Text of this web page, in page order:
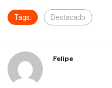
Tags: Destacado
Felipe